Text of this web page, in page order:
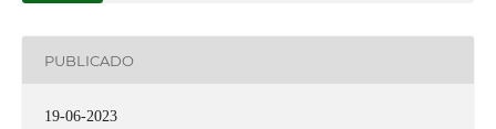
PUBLICADO
19-06-2023